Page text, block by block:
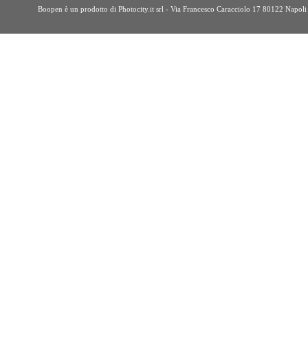
Boopen è un prodotto di Photocity.it srl - Via Francesco Caracciolo 17 80122